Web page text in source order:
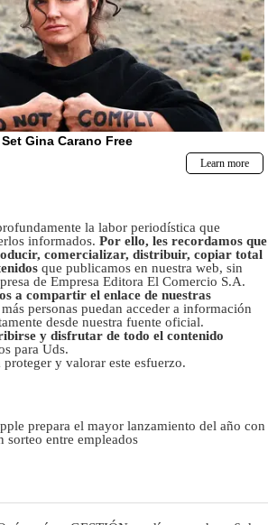
la labor periodística que
informados. Por ello, les recordamos que
comercializar, distribuir, copiar total
que publicamos en nuestra web, sin
de Empresa Editora El Comercio S.A.
a compartir el enlace de nuestras
personas puedan acceder a información
desde nuestra fuente oficial.
y disfrutar de todo el contenido
para Uds.
y valorar este esfuerzo.
prepara el mayor lanzamiento del año con
sorteo entre empleados